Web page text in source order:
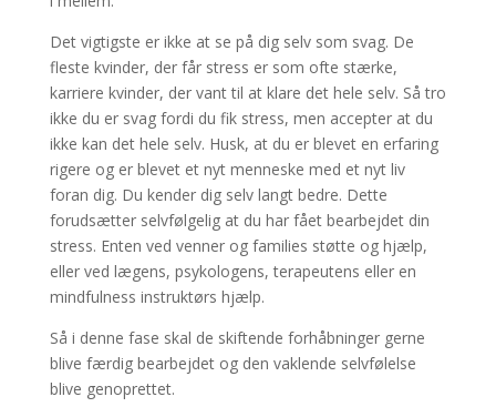
Det vigtigste er ikke at se på dig selv som svag. De
fleste kvinder, der får stress er som ofte stærke,
karriere kvinder, der vant til at klare det hele selv. Så tro
ikke du er svag fordi du fik stress, men accepter at du
ikke kan det hele selv. Husk, at du er blevet en erfaring
rigere og er blevet et nyt menneske med et nyt liv
foran dig. Du kender dig selv langt bedre. Dette
forudsætter selvfølgelig at du har fået bearbejdet din
stress. Enten ved venner og families støtte og hjælp,
eller ved lægens, psykologens, terapeutens eller en
mindfulness instruktørs hjælp.
Så i denne fase skal de skiftende forhåbninger gerne
blive færdig bearbejdet og den vaklende selvfølelse
blive genoprettet.